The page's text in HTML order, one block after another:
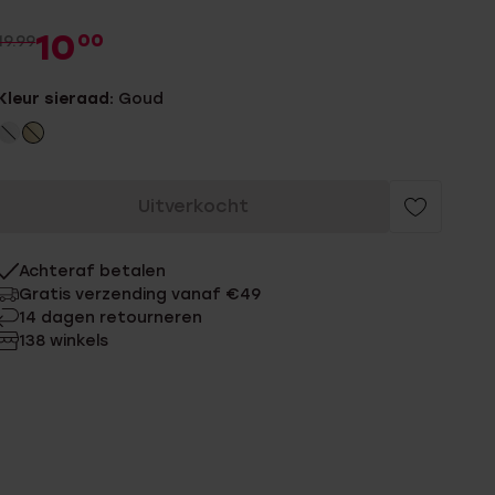
10 00
sieraad: Goud
Uitverkocht
Achteraf betalen
Gratis verzending vanaf €49
14 dagen retourneren
138 winkels